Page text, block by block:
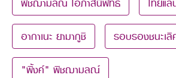
อากาเนะ ยามากูชิ รอบรองชนะเลิ
"พิ้งค์" พิชฌามลณ์